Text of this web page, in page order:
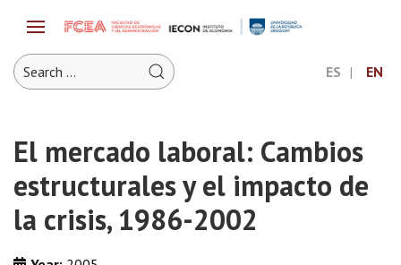
ES EN
El mercado laboral: Cambios
estructurales y el impacto de
la crisis, 1986-2002